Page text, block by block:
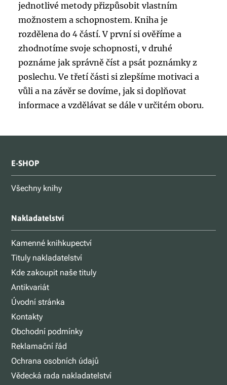
jednotlivé metody přizpůsobit vlastním
možnostem a schopnostem. Kniha je
rozdělena do 4 částí. V první si ověříme a
zhodnotíme svoje schopnosti, v druhé
poznáme jak správně číst a psát poznámky z
poslechu. Ve třetí části si zlepšíme motivaci a
vůli a na závěr se dovíme, jak si doplňovat
informace a vzdělávat se dále v určitém oboru.
E-SHOP
Všechny knihy
Nakladatelství
Kamenné knihkupectví
Tituly nakladatelství
Kde zakoupit naše tituly
Antikvariát
Úvodní stránka
Kontakty
Obchodní podmínky
Reklamační řád
Ochrana osobních údajů
Vědecká rada nakladatelství